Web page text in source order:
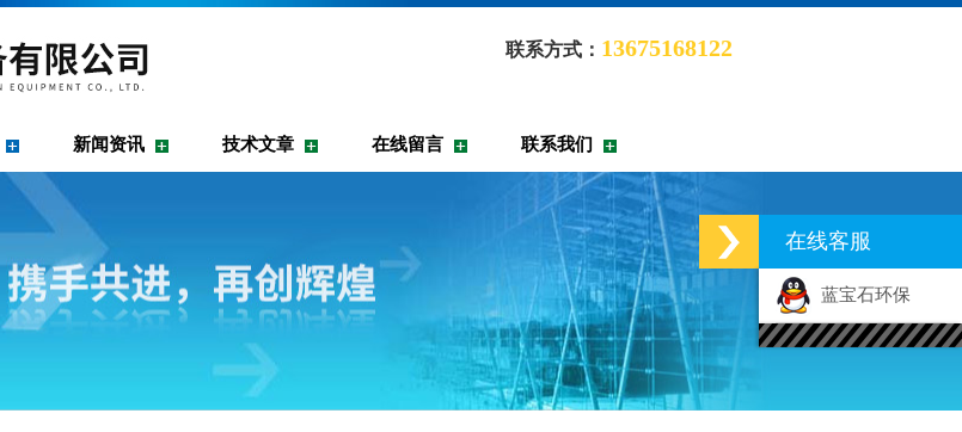
联系方式： 13675168122
新闻资讯 技术文章 在线留言 联系我们
在线客服
蓝宝石环保